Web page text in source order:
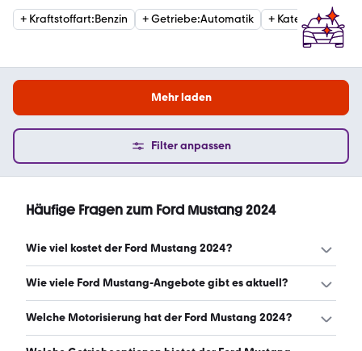
+ Kraftstoffart:Benzin +Getriebe:Automatik + Kategorie:
Mehr laden
Filter anpassen
Häufige Fragen zum Ford Mustang 2024
Wie viel kostet der Ford Mustang 2024?
Ein guter Preis für einen Ford Mustang 2024 liegt
Wie viele Ford Mustang-Angebote gibt es aktuell?
Es gibt insgesamt 82 Ford Mustang bei mobile.de, davon
Welche Motorisierung hat der Ford Mustang 2024?